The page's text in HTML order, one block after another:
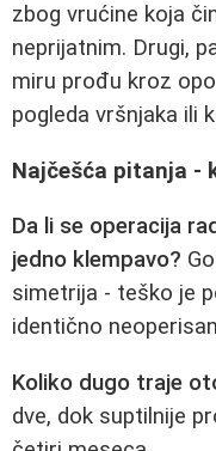
zbog vrućine koja
neprijatnim. Drugi,
miru prođu kroz
pogleda vršnjaka ili
Najčešća pitanja -
Da li se operacija
jedno klempavo?
simetrija - teško je
identično
Koliko dugo traje
dve, dok suptilnije